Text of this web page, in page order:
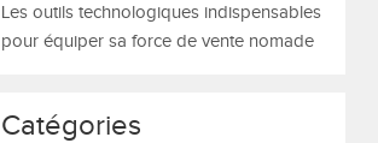
Les outils technologiques indispensables
pour équiper sa force de vente nomade
Catégories